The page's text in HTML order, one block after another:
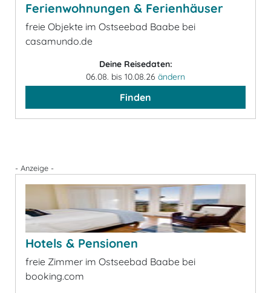
Ferienwohnungen & Ferienhäuser
freie Objekte im Ostseebad Baabe bei
casamundo.de
Deine Reisedaten:
06.08. bis 10.08.26 ändern
Finden
- Anzeige -
Hotels & Pensionen
freie Zimmer im Ostseebad Baabe bei
booking.com